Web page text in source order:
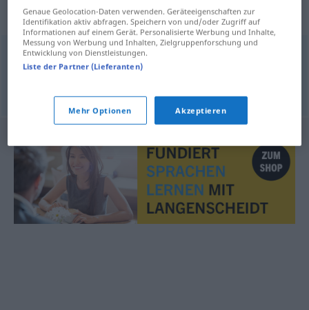
Synonyme für "visa"
aspira
© LibreOffice
Genaue Geolocation-Daten verwenden. Geräteeigenschaften zur
Identifikation aktiv abfragen. Speichern von und/oder Zugriff auf
Informationen auf einem Gerät. Personalisierte Werbung und Inhalte,
Messung von Werbung und Inhalten, Zielgruppenforschung und
Entwicklung von Dienstleistungen.
Liste der Partner (Lieferanten)
Mehr Optionen Akzeptieren